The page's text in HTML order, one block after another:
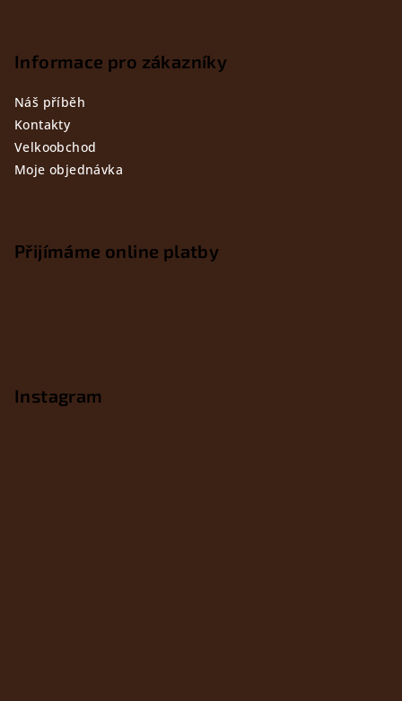
Informace pro zákazníky
Náš příběh
Kontakty
Velkoobchod
Moje objednávka
Přijímáme online platby
Instagram